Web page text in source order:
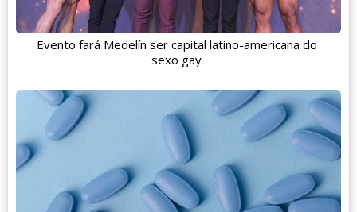
Evento fará Medelín ser capital latino-americana do
sexo gay